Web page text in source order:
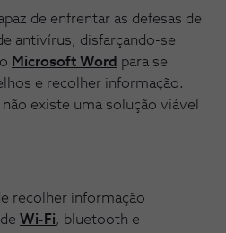
de enfrentar as defesas de
antivírus, disfarçando-se
Microsoft Word para se
e recolher informação.
existe uma solução viável
recolher informação
Wi-Fi, bluetooth e